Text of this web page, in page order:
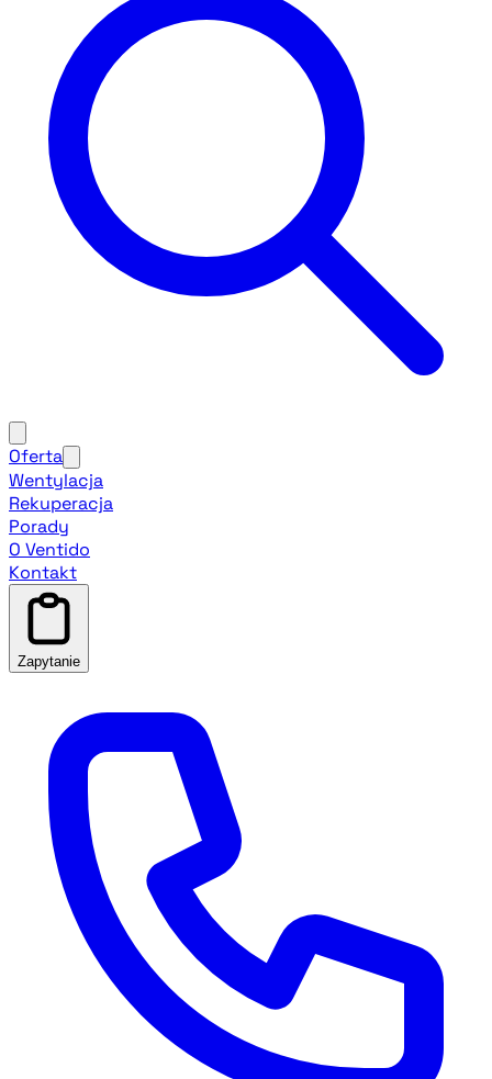
Oferta
Wentylacja
Rekuperacja
Porady
O Ventido
Kontakt
Zapytanie